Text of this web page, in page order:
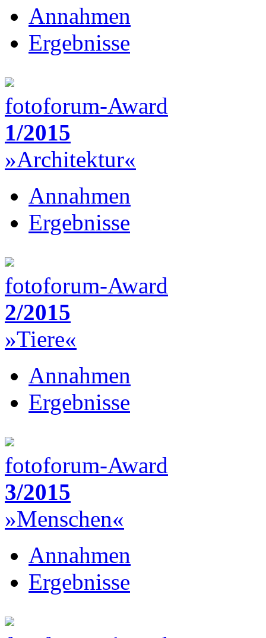
Annahmen
Ergebnisse
fotoforum-Award
1/2015
»Architektur«
Annahmen
Ergebnisse
fotoforum-Award
2/2015
»Tiere«
Annahmen
Ergebnisse
fotoforum-Award
3/2015
»Menschen«
Annahmen
Ergebnisse